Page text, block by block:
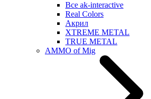
Все ak-interactive
Real Colors
Акрил
XTREME METAL
TRUE METAL
AMMO of Mig